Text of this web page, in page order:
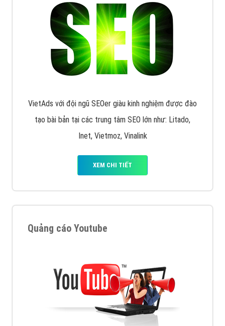
VietAds với đội ngũ SEOer giàu kinh nghiệm được đào
tạo bài bản tại các trung tâm SEO lớn như: Litado,
Inet, Vietmoz, Vinalink
XEM CHI TIẾT
Quảng cáo Youtube